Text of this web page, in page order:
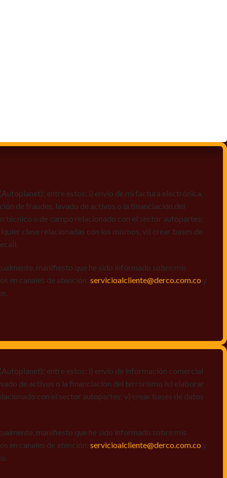
entre estos: i) envío de mi factura electrónica,
de fraudes, lavado de activos o la financiación del
técnico o de campo relacionado con el sector autopartes;
clase relacionadas con los mismos, vi) crear bases de
manifiesto que he sido informado sobre mis
en canales de atención: servicioalcliente@derco.com.co y
entre estos: i) envío de información comercial
de activos o la financiación del terrorismo iv) elaborar
con el sector autopartes; v) crear bases de datos
manifiesto que he sido informado sobre mis
en canales de atención: servicioalcliente@derco.com.co y